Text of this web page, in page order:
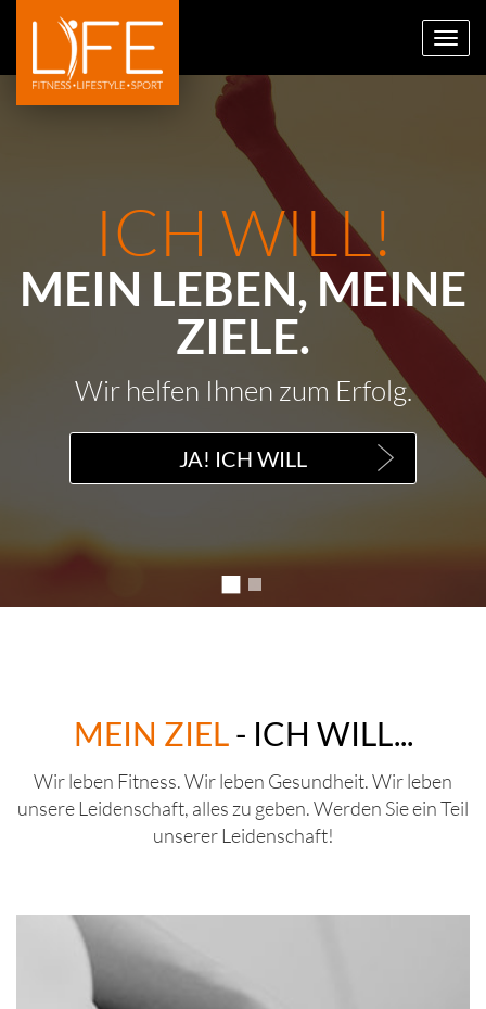
ICH WILL!
MEIN LEBEN, MEINE
ZIELE.
Wir helfen Ihnen zum Erfolg.
JA! ICH WILL
MEIN ZIEL- ICH WILL...
Wir leben Fitness. Wir leben Gesundheit. Wir leben
unsere Leidenschaft, alles zu geben. Werden Sie ein Teil
unserer Leidenschaft!